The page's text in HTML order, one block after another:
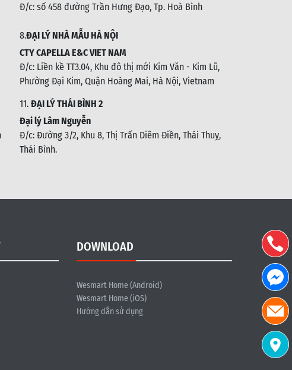
Đ/c: số 458 đường Trần Hưng Đạo, Tp. Hoà Bình
8.ĐẠI LÝ NHÀ MẪU HÀ NỘI
CTY CAPELLA E&C VIET NAM
Đ/c: Liền kề TT3.04, Khu đô thị mới Kim Văn - Kim Lũ,
Phường Đại Kim, Quận Hoàng Mai, Hà Nội, Vietnam
11. ĐẠI LÝ THÁI BÌNH 2
Đại lý Lâm Nguyễn
Đ/c: Đường 3/2, Khu 8, Thị Trấn Diêm Điền, Thái Thuỵ,
Thái Bình.
DOWNLOAD
Wesmart Home (Android)
Wesmart Home (iOS)
Hướng dẫn sử dụng